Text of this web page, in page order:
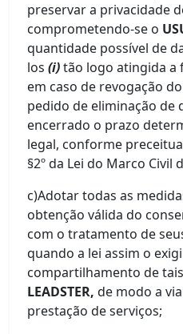
preservar a privacidade
comprometendo-se o
quantidade possível de
los (i)tão logo atingida a
em caso de revogação
pedido de eliminação de
encerrado o prazo
legal, conforme
§2º da Lei do Marco Civil
c)Adotar todas as
obtenção válida do
com o tratamento de
quando a lei assim o
compartilhamento de
LEADSTER,de modo a
prestação de serviços;